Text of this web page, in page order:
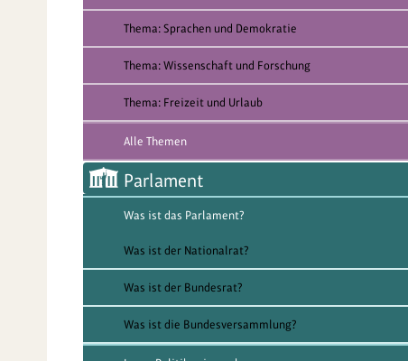
Thema: Sprachen und Demokratie
Thema: Wissenschaft und Forschung
Thema: Freizeit und Urlaub
Alle Themen
Parlament
Was ist das Parlament?
Was ist der Nationalrat?
Was ist der Bundesrat?
Was ist die Bundesversammlung?